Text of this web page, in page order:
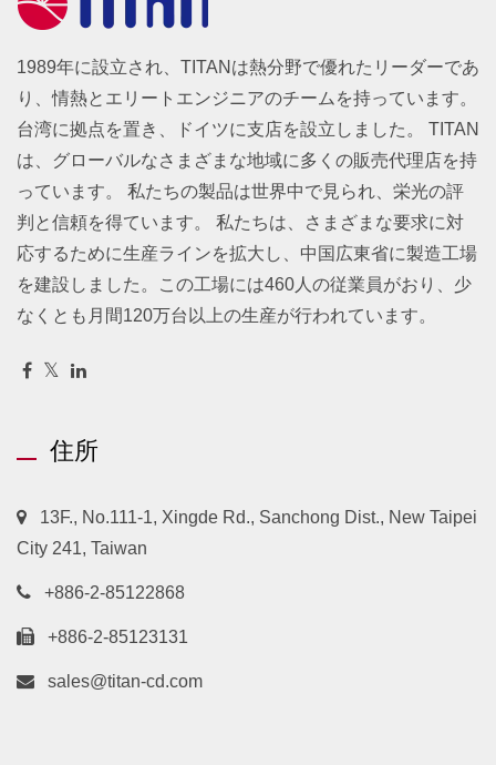
1989年に設立され、TITANは熱分野で優れたリーダーであ
り、情熱とエリートエンジニアのチームを持っています。
台湾に拠点を置き、ドイツに支店を設立しました。 TITAN
は、グローバルなさまざまな地域に多くの販売代理店を持
っています。 私たちの製品は世界中で見られ、栄光の評
判と信頼を得ています。 私たちは、さまざまな要求に対
応するために生産ラインを拡大し、中国広東省に製造工場
を建設しました。この工場には460人の従業員がおり、少
なくとも月間120万台以上の生産が行われています。
住所
13F., No.111-1, Xingde Rd., Sanchong Dist., New Taipei
City 241, Taiwan
+886-2-85122868
+886-2-85123131
sales@titan-cd.com